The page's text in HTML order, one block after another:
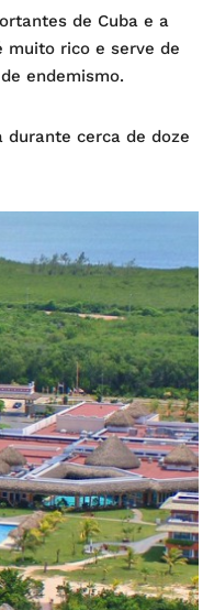
de Cuba e a
muito rico e serve de
endemismo.
cerca de doze